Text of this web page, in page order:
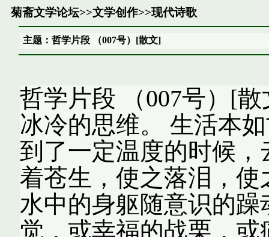
菊斋文学论坛>>文学创作>>现代诗歌
主题：哲学片段 （007号）[散文]
哲学片段 （007号）[
冰冷的思维。 生活本
到了一定温度的时候
着苍生，使之落泪，
水中的身躯随意识的
觉，或幸福的战栗，